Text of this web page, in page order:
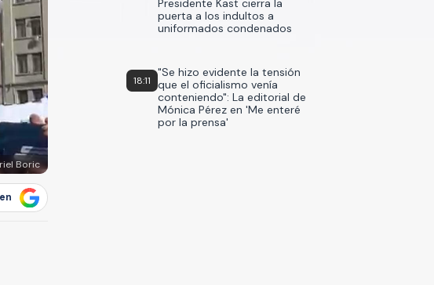
Boric
Presidente Kast cierra la
puerta a los indultos a
uniformados condenados
18:11
"Se hizo evidente la tensión
que el oficialismo venía
conteniendo": La editorial de
Mónica Pérez en 'Me enteré
por la prensa'